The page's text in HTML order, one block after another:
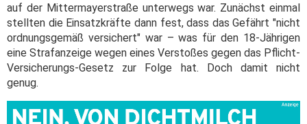
auf der Mittermayerstraße unterwegs war. Zunächst einmal
stellten die Einsatzkräfte dann fest, dass das Gefährt "nicht
ordnungsgemäß versichert" war – was für den 18-Jährigen
eine Strafanzeige wegen eines Verstoßes gegen das Pflicht-
Versicherungs-Gesetz zur Folge hat. Doch damit nicht
genug.